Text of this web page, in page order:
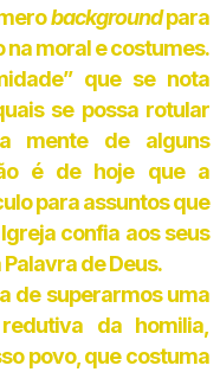
backgroundpara
moral e costumes.
que se nota
se possa rotular
mente de alguns
é de hoje que a
para assuntos que
confia aos seus
de Deus.
de superarmos uma
da homilia,
povo, que costuma